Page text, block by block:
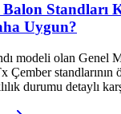
Standları
Uygun?
modeli olan Genel
Çember standlarının
durumu detaylı